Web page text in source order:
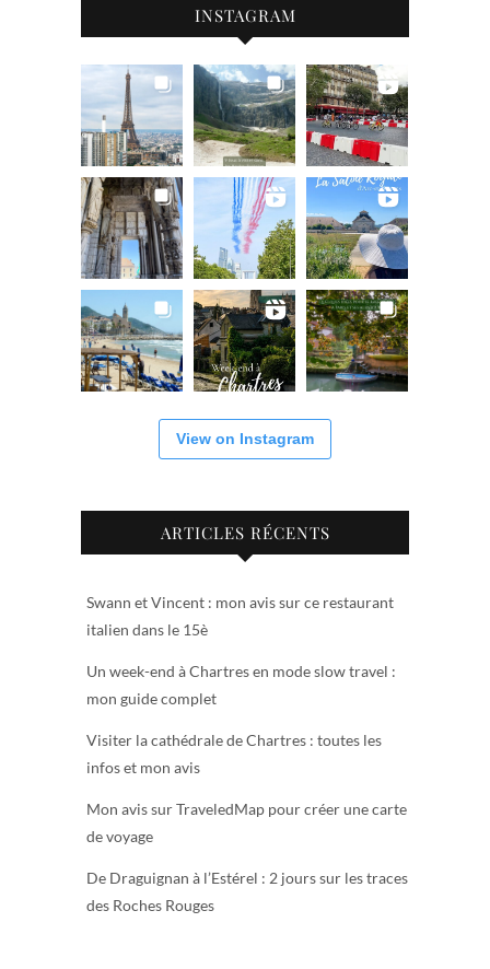
INSTAGRAM
View on Instagram
ARTICLES RÉCENTS
Swann et Vincent : mon avis sur ce restaurant
italien dans le 15è
Un week-end à Chartres en mode slow travel :
mon guide complet
Visiter la cathédrale de Chartres : toutes les
infos et mon avis
Mon avis sur TraveledMap pour créer une carte
de voyage
De Draguignan à l’Estérel : 2 jours sur les traces
des Roches Rouges